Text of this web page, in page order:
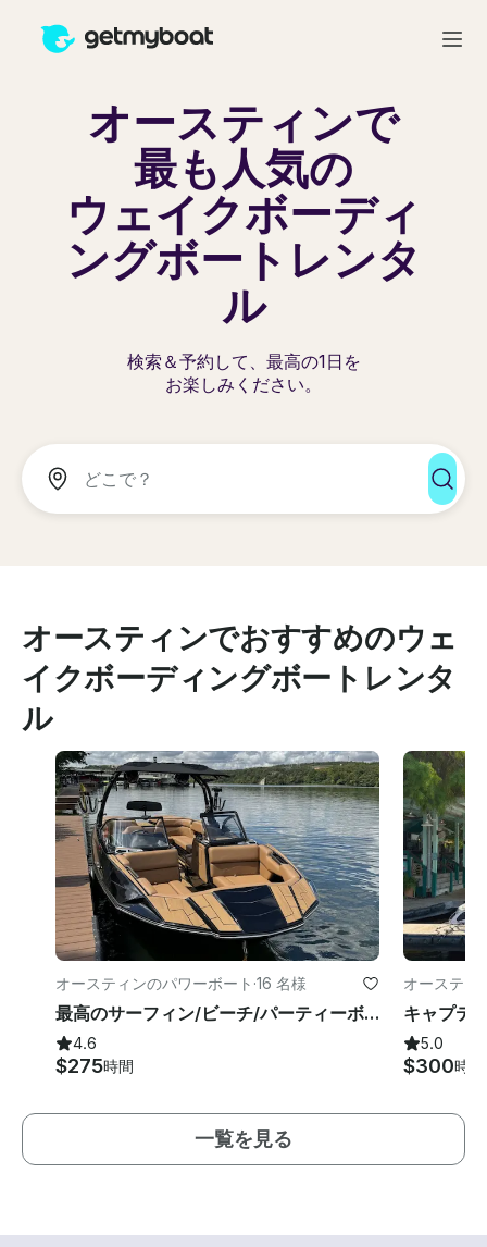
オースティンで
最も人気の
ウェイクボーディ
ングボートレンタ
ル
検索＆予約して、最高の1日を
お楽しみください。
オースティンでおすすめのウェ
イクボーディングボートレンタ
ル
オースティンのパワーボート ·16 名様
最高のサーフィン/ビーチ/パーティーボート：オースティン湖の26フィートムーンバタイコン
4.6
$275時間
オースティ
5.0
$300時間
一覧を見る